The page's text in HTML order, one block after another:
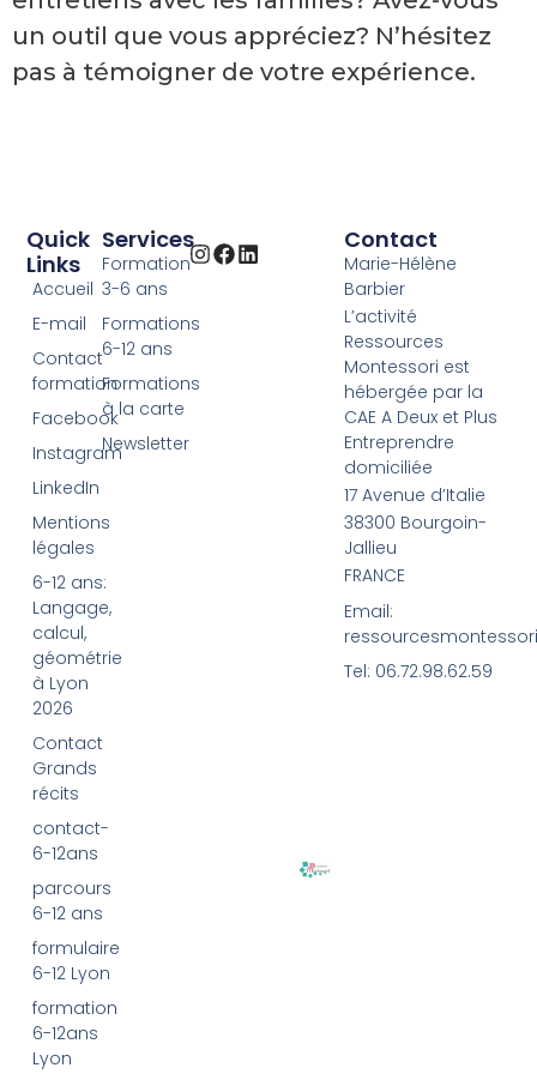
un outil que vous appréciez? N’hésitez
pas à témoigner de votre expérience.
Services
Formation
3-6 ans
Formations
6-12 ans
Formations
à la carte
Newsletter
Quick
Links
Accueil
E-mail
Contact
formation
Facebook
Instagram
LinkedIn
Mentions
légales
6-12 ans:
Langage,
calcul,
géométrie
à Lyon
2026
Contact
Grands
récits
contact-
6-12ans
parcours
6-12 ans
formulaire
6-12 Lyon
formation
6-12ans
Lyon
Contact
Marie-Hélène
Barbier
L’activité
Ressources
Montessori est
hébergée par la
CAE A Deux et Plus
Entreprendre
domiciliée
17 Avenue d’Italie
38300 Bourgoin-
Jallieu
FRANCE
Email:
Tel: 06.72.98.62.59